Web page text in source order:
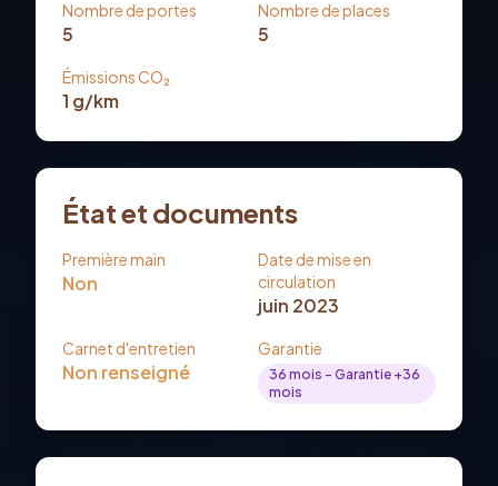
Nombre de portes
5
Nombre de places
5
Émissions CO₂
1 g/km
État et documents
Première main
Non
Date de mise en
circulation
juin 2023
Carnet d'entretien
Non renseigné
Garantie
36 mois - Garantie +36
mois